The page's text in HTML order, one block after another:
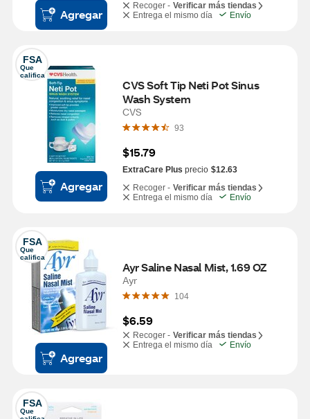
Agregar
Recoger - Verificar más tiendas
Entrega el mismo día
Envío
FSA
Que
califica
Agregar
CVS Soft Tip Neti Pot Sinus
Wash System
CVS
93
$15.79
ExtraCare Plus precio $12.63
Recoger - Verificar más tiendas
Entrega el mismo día
Envío
FSA
Que
califica
Agregar
Ayr Saline Nasal Mist, 1.69 OZ
Ayr
104
$6.59
Recoger - Verificar más tiendas
Entrega el mismo día
Envío
FSA
Que